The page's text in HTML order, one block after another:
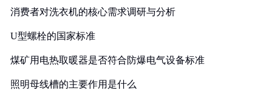
消费者对洗衣机的核心需求调研与分析
U型螺栓的国家标准
煤矿用电热取暖器是否符合防爆电气设备标准
照明母线槽的主要作用是什么